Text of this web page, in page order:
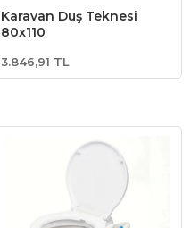
Karavan Duş Teknesi
80x110
3.846,91 TL